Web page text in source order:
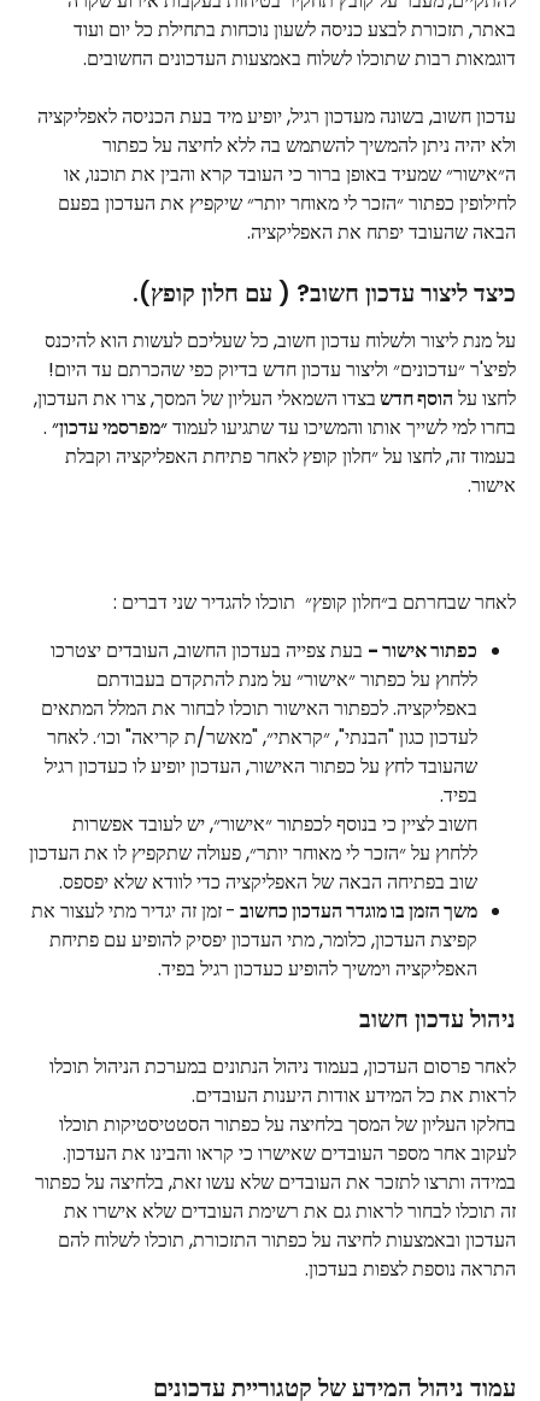
באתר, תזכורת לבצע כניסה לשעון נוכחות בתחילת כל יום ועוד
דוגמאות רבות שתוכלו לשלוח באמצעות העדכונים החשובים.
עדכון חשוב, בשונה מעדכון רגיל, יופיע מיד בעת הכניסה לאפליקציה
ולא יהיה ניתן להמשיך להשתמש בה ללא לחיצה על כפתור
ה״אישור״ שמעיד באופן ברור כי העובד קרא והבין את תוכנו, או
לחילופין כפתור ״הזכר לי מאוחר יותר״ שיקפיץ את העדכון בפעם
הבאה שהעובד יפתח את האפליקציה.
כיצד ליצור עדכון חשוב? ( עם חלון קופץ).
על מנת ליצור ולשלוח עדכון חשוב, כל שעליכם לעשות הוא להיכנס
לפיצ'ר ״עדכונים״ וליצור עדכון חדש בדיוק כפי שהכרתם עד היום!
לחצו על הוסף חדש בצדו השמאלי העליון של המסך, צרו את העדכון,
בחרו למי לשייך אותו והמשיכו עד שתגיעו לעמוד ״מפרסמי עדכון״ .
בעמוד זה, לחצו על ״חלון קופץ לאחר פתיחת האפליקציה וקבלת
אישור.
לאחר שבחרתם ב״חלון קופץ״  תוכלו להגדיר שני דברים :
כפתור אישור - בעת צפייה בעדכון החשוב, העובדים יצטרכו
ללחוץ על כפתור ״אישור״ על מנת להתקדם בעבודתם
באפליקציה. לכפתור האישור תוכלו לבחור את המלל המתאים
לעדכון כגון "הבנתי", ״קראתי״, "מאשר/ת קריאה" וכו׳. לאחר
שהעובד לחץ על כפתור האישור, העדכון יופיע לו כעדכון רגיל
בפיד.
חשוב לציין כי בנוסף לכפתור ״אישור״, יש לעובד אפשרות
ללחוץ על ״הזכר לי מאוחר יותר״, פעולה שתקפיץ לו את העדכון
שוב בפתיחה הבאה של האפליקציה כדי לוודא שלא יפספס.
משך הזמן בו מוגדר העדכון כחשוב -זמן זה יגדיר מתי לעצור את
קפיצת העדכון, כלומר, מתי העדכון יפסיק להופיע עם פתיחת
האפליקציה וימשיך להופיע כעדכון רגיל בפיד.
ניהול עדכון חשוב
לאחר פרסום העדכון, בעמוד ניהול הנתונים במערכת הניהול תוכלו
לראות את כל המידע אודות היענות העובדים.
בחלקו העליון של המסך בלחיצה על כפתור הסטטיסטיקות תוכלו
לעקוב אחר מספר העובדים שאישרו כי קראו והבינו את העדכון.
במידה ותרצו לתזכר את העובדים שלא עשו זאת, בלחיצה על כפתור
זה תוכלו לבחור לראות גם את רשימת העובדים שלא אישרו את
העדכון ובאמצעות לחיצה על כפתור התזכורת, תוכלו לשלוח להם
התראה נוספת לצפות בעדכון.
עמוד ניהול המידע של קטגוריית עדכונים